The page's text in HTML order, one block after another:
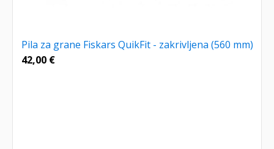
Pila za grane Fiskars QuikFit - zakrivljena (560 mm)
42,00 €